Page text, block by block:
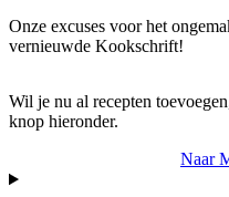
Onze excuses voor het
vernieuwde Kookschrift!
Wil je nu al recepten
knop hieronder.
Naar